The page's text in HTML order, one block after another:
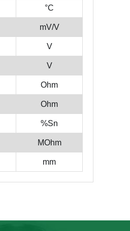
°C
mV/V
V
V
Ohm
Ohm
%Sn
MOhm
mm